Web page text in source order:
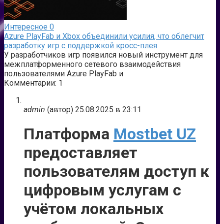
Интересное 0
Azure PlayFab и Xbox объединили усилия, что облегчит
разработку игр с поддержкой кросс-плея
У разработчиков игр появился новый инструмент для
межплатформенного сетевого взаимодействия
пользователями Azure PlayFab и
Комментарии: 1
admin (автор) 25.08.2025 в 23:11
Платформа Mostbet UZ
предоставляет
пользователям доступ к
цифровым услугам с
учётом локальных